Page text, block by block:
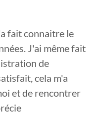
fait connaitre le
J'ai même fait
de
cela m'a
et de rencontrer